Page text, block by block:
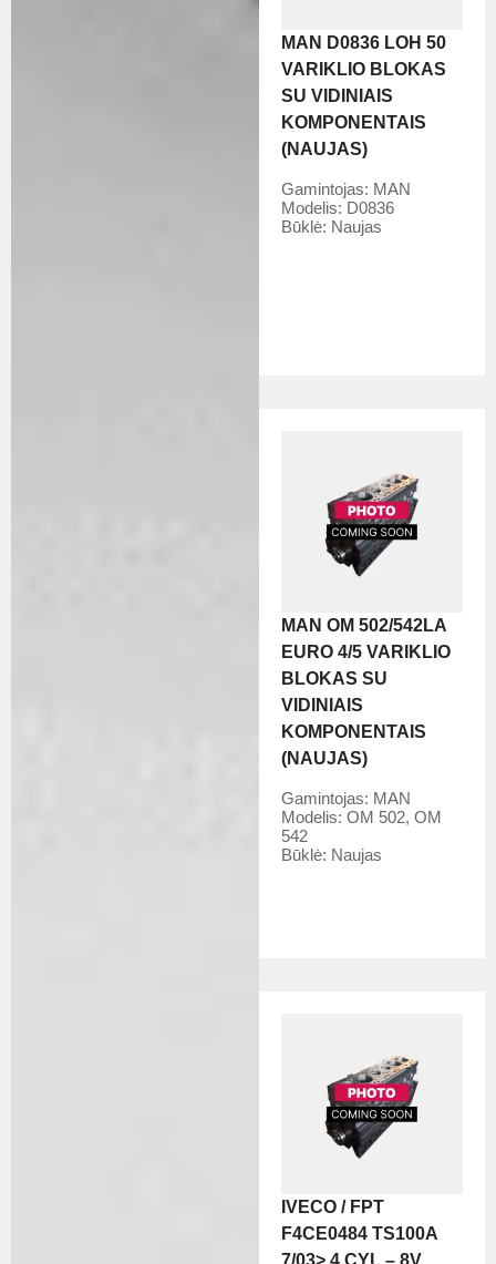
MAN D0836 LOH 50
VARIKLIO BLOKAS
SU VIDINIAIS
KOMPONENTAIS
(NAUJAS)
Gamintojas: MAN
Modelis: D0836
Būklė: Naujas
MAN OM 502/542LA
EURO 4/5 VARIKLIO
BLOKAS SU
VIDINIAIS
KOMPONENTAIS
(NAUJAS)
Gamintojas: MAN
Modelis:OM 502, OM
542
Būklė: Naujas
IVECO / FPT
F4CE0484 TS100A